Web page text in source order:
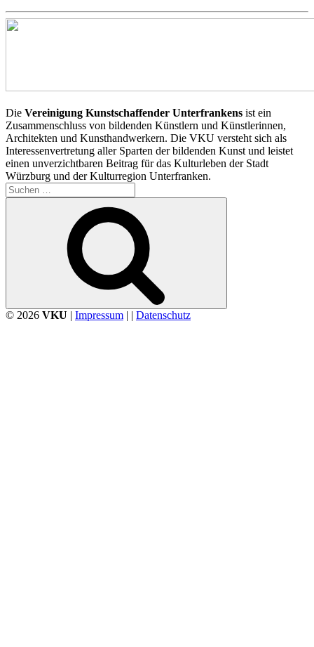
Die Vereinigung Kunstschaffender Unterfrankens ist ein
Zusammenschluss von bildenden Künstlern und Künstlerinnen,
Architekten und Kunsthandwerkern. Die VKU versteht sich als
Interessenvertretung aller Sparten der bildenden Kunst und leistet
einen unverzichtbaren Beitrag für das Kulturleben der Stadt
Würzburg und der Kulturregion Unterfranken.
Suchen
nach:
© 2026 VKU | Impressum | | Datenschutz